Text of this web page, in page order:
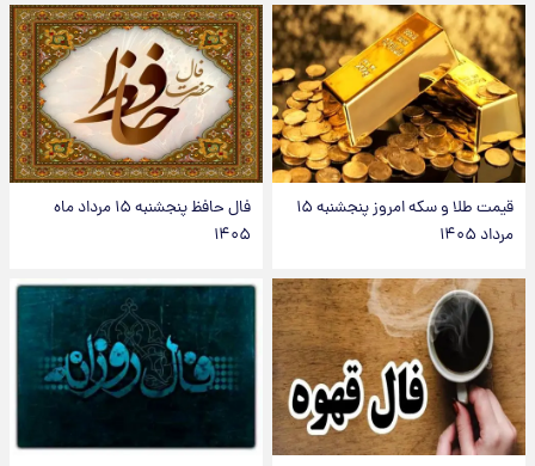
قیمت طلا و سکه امروز پنجشنبه ۱۵
مرداد ۱۴۰۵
فال حافظ پنجشنبه ۱۵ مرداد ماه
۱۴۰۵